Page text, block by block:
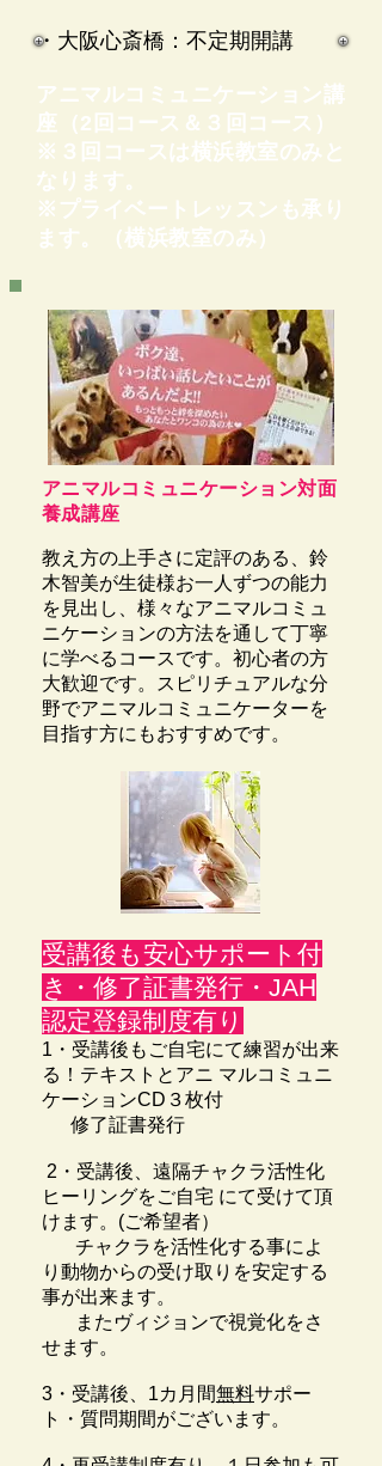
・大阪心斎橋：不定期開講
アニマルコミュニケーション講
座（2回コース＆３回コース）
​※３回コースは横浜教室のみと
なります。
※プライベートレッスンも承り
ます。（横浜教室のみ）
アニマルコミュニケーション対面
養成講座
教え方の上手さに定評のある、鈴
木智美が生徒様お一人ずつの能力
を見出し、様々なアニマルコミュ
ニケーションの方法を通して丁寧
に学べるコースです。初心者の方
大歓迎です。スピリチュアルな分
野でアニマルコミュニケーターを
目指す方にもおすすめです。
受講後も安心サポート付
き・修了証書発行・JAH
認定登録制度有り
1・受講後もご自宅にて練習が出来
る！テキストとアニ マルコミュニ
ケーションCD３枚付
修了証書発行
2・受講後、遠隔チャクラ活性化
ヒ ーリングをご自宅 にて受けて頂
けます。(ご希望者）
チャクラを活性化する事によ
り動物からの受け取りを安定する
事が出来ます。
またヴィジョンで視覚化をさ
せます。
3・受講後、1カ月間無料サポー
ト・質問期間がございます。